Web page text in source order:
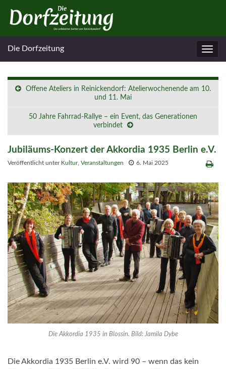
Die Dorfzeitung
Offene Ateliers in Reinickendorf: Atelierwochenende am 10.
und 11. Mai
50 Jahre Fahrrad-Rallye – ein Event, das Generationen
verbindet
Jubiläums-Konzert der Akkordia 1935 Berlin e.V.
Veröffentlicht unter Kultur, Veranstaltungen 6. Mai 2025
Die Akkordia 1935 in Blossin. Bild: Jamila Dybe
Die Akkordia 1935 Berlin e.V. wird 90 – wenn das kein